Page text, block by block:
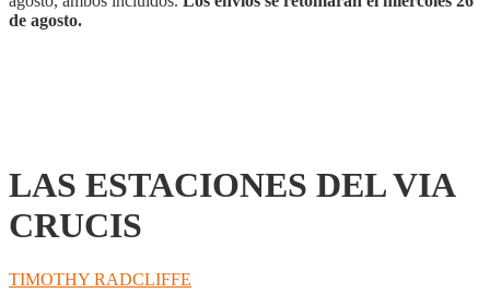
de agosto.
LAS ESTACIONES DEL VIA
CRUCIS
TIMOTHY RADCLIFFE